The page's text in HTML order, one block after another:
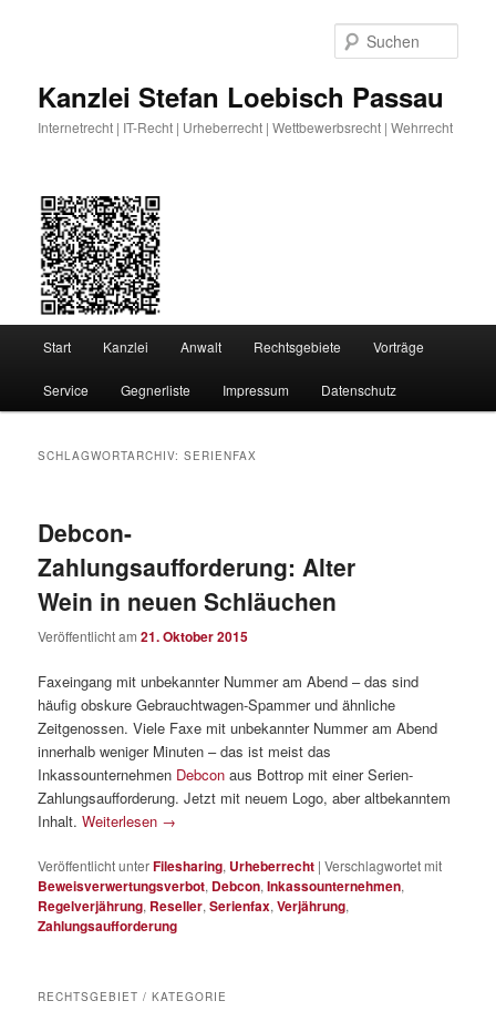
Kanzlei Stefan Loebisch Passau
Internetrecht | IT-Recht | Urheberrecht | Wettbewerbsrecht | Wehrrecht
Start Kanzlei Anwalt Rechtsgebiete Vorträge
Service Gegnerliste Impressum Datenschutz
SCHLAGWORTARCHIV:SERIENFAX
Debcon-
Zahlungsaufforderung: Alter
Wein in neuen Schläuchen
Veröffentlicht am21. Oktober 2015
Faxeingang mit unbekannter Nummer am Abend – das sind
häufig obskure Gebrauchtwagen-Spammer und ähnliche
Zeitgenossen. Viele Faxe mit unbekannter Nummer am Abend
innerhalb weniger Minuten – das ist meist das
Inkassounternehmen Debcon aus Bottrop mit einer Serien-
Zahlungsaufforderung. Jetzt mit neuem Logo, aber altbekanntem
Inhalt.Weiterlesen →
Veröffentlicht unterFilesharing, Urheberrecht |Verschlagwortet mit
Beweisverwertungsverbot, Debcon,Inkassounternehmen,
Regelverjährung, Reseller,Serienfax,Verjährung,
Zahlungsaufforderung
RECHTSGEBIET / KATEGORIE